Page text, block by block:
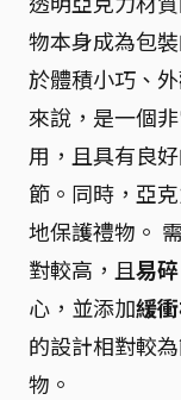
物本身成為包
於體積小巧、
來說，是一個
用，且具有良
節。同時，亞
地保護禮物。
對較高，且易碎
心，並添加緩
的設計相對較
物。